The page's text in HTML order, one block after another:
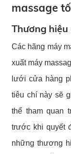
massage
Thương
Các hãng máy
xuất máy
lưới cửa hàng
tiêu chí này sẽ
thể tham quan
trước khi quyết
những thương